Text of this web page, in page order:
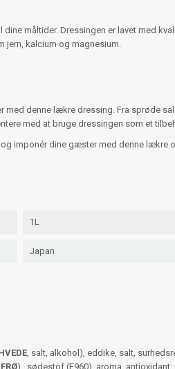
måltider. Dressingen er lavet med
kalcium og magnesium.
denne lækre dressing. Fra sprøde
med at bruge dressingen som et
imponér dine gæster med denne lækre
1L
Japan
, salt, alkohol), eddike, salt,
), sødestof (E960), aroma, antioxidant: